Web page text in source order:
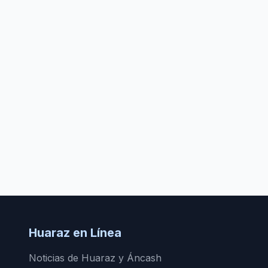
Huaraz en Línea
Noticias de Huaraz y Áncash